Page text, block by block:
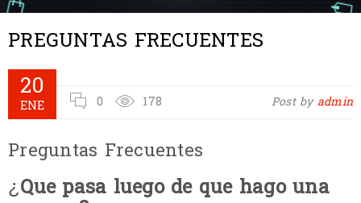
PREGUNTAS FRECUENTES
20
ENE 0 178 Post by admin
Preguntas Frecuentes
¿Que pasa luego de que hago una